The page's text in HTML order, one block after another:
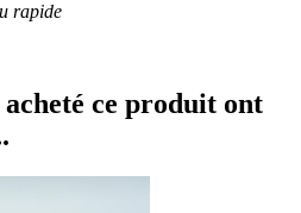
rapide
ce produit ont